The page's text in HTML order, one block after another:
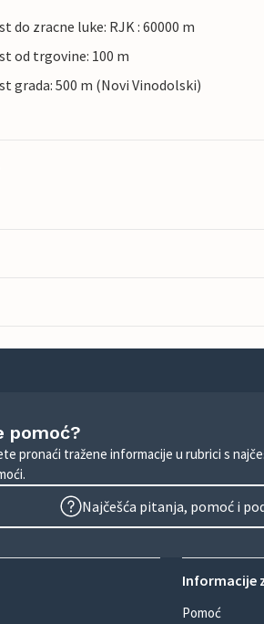
do zracne luke: RJK : 60000 m
od trgovine: 100 m
grada: 500 m (Novi Vinodolski)
pomoć?
pronaći tražene informacije u rubrici s
Najčešća pitanja, pomoć i
Informacije
Pomoć